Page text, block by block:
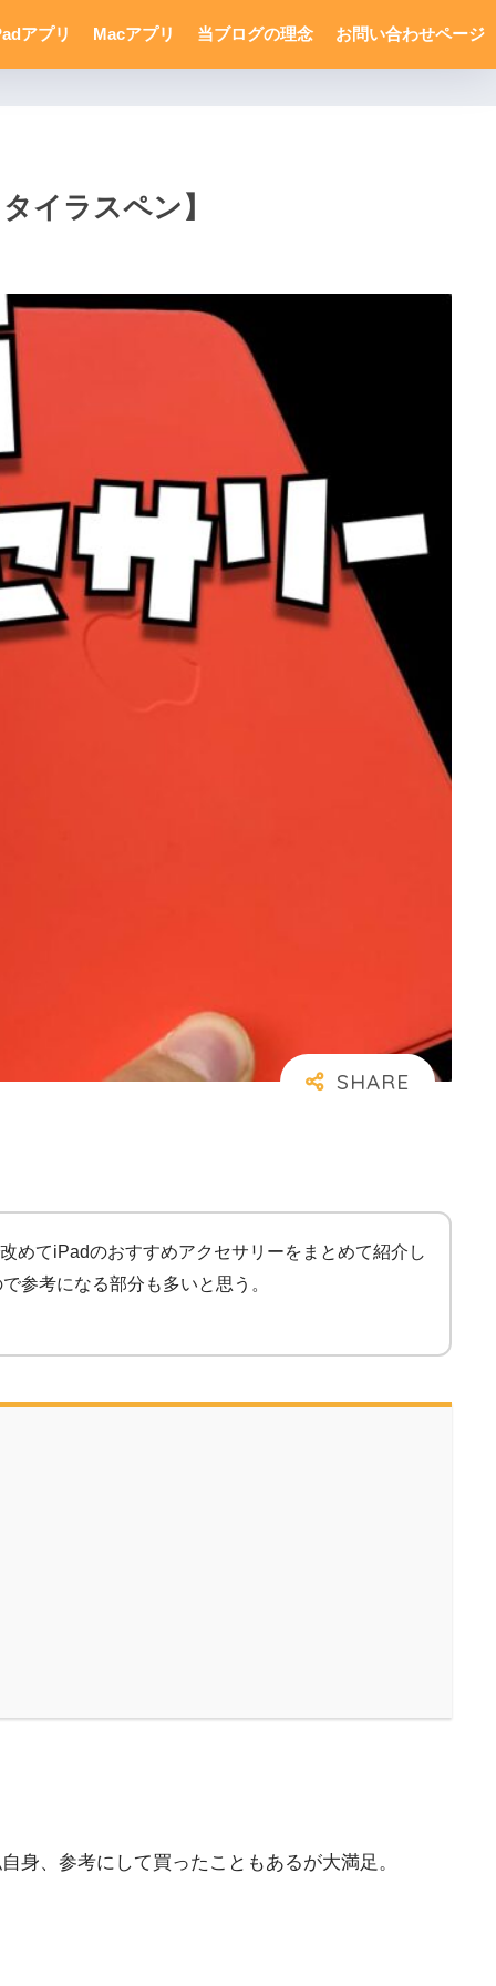
アプリ Macアプリ 当ブログの理念 お問い合わせページ
イラスペン】
めてiPadのおすすめアクセサリーをまとめて紹介し
参考になる部分も多いと思う。
身、参考にして買ったこともあるが大満足。